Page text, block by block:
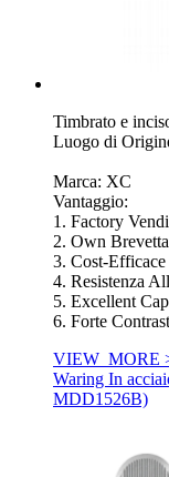
Timbrato e
Luogo di
Marca: XC
Vantaggio:
1. Factory
2. Own
3. Cost-Efficace
4. Resistenza
5. Excellent
6. Forte
VIEW_MORE
Waring In
MDD1526B)